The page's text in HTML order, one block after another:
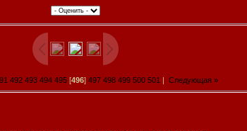
492 493 494 495 [496] 497 498 499 500 501 Следующая »